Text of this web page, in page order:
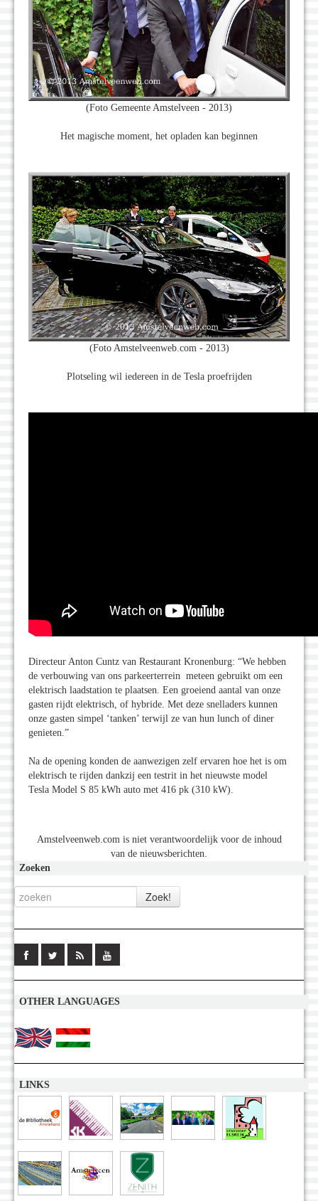
(Foto Gemeente Amstelveen - 2013)
Het magische moment, het opladen kan beginnen
(Foto Amstelveenweb.com - 2013)
Plotseling wil iedereen in de Tesla proefrijden
Directeur Anton Cuntz van Restaurant Kronenburg: “We hebben
de verbouwing van ons parkeerterrein meteen gebruikt om een
elektrisch laadstation te plaatsen. Een groeiend aantal van onze
gasten rijdt elektrisch, of hybride. Met deze snelladers kunnen
onze gasten simpel ‘tanken’ terwijl ze van hun lunch of diner
genieten.”
Na de opening konden de aanwezigen zelf ervaren hoe het is om
elektrisch te rijden dankzij een testrit in het nieuwste model
Tesla Model S 85 kWh auto met 416 pk (310 kW).
Amstelveenweb.com is niet verantwoordelijk voor de inhoud
van de nieuwsberichten.
Zoeken
OTHER LANGUAGES
LINKS